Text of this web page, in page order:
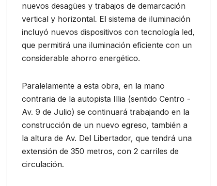
nuevos desagües y trabajos de demarcación
vertical y horizontal. El sistema de iluminación
incluyó nuevos dispositivos con tecnología led,
que permitirá una iluminación eficiente con un
considerable ahorro energético.
Paralelamente a esta obra, en la mano
contraria de la autopista Illia (sentido Centro -
Av. 9 de Julio) se continuará trabajando en la
construcción de un nuevo egreso, también a
la altura de Av. Del Libertador, que tendrá una
extensión de 350 metros, con 2 carriles de
circulación.